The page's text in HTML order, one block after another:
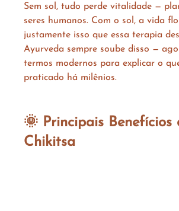
Sem sol, tudo perde vitalidade —
seres humanos. Com o sol, a vida
justamente isso que essa terapia
Ayurveda sempre soube disso —
termos modernos para explicar o
praticado há milênios.
🌞 Principais Benefícios
Chikitsa